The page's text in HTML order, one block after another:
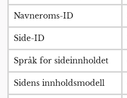
Navneroms-ID
Side-ID
Språk for sideinnholdet
Sidens innholdsmodell